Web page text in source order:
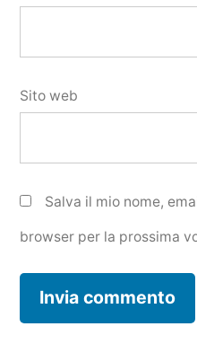
Sito web
Salva il mio nome,
browser per la prossima